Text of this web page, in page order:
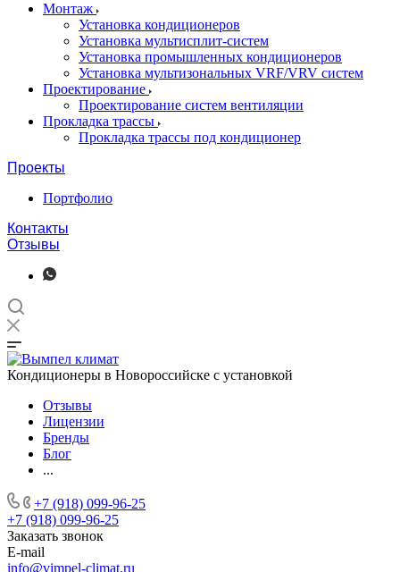
Монтаж
Установка кондиционеров
Установка мультисплит-систем
Установка промышленных кондиционеров
Установка мультизональных VRF/VRV систем
Проектирование
Проектирование систем вентиляции
Прокладка трассы
Прокладка трассы под кондиционер
Проекты
Портфолио
Контакты
Отзывы
Кондиционеры в Новороссийске с установкой
Отзывы
Лицензии
Бренды
Блог
...
+7 (918) 099-96-25
+7 (918) 099-96-25
Заказать звонок
E-mail
info@vimpel-climat.ru